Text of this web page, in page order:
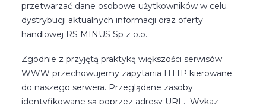
przetwarzać dane osobowe użytkowników w celu
dystrybucji aktualnych informacji oraz oferty
handlowej RS MINUS Sp z o.o.
Zgodnie z przyjętą praktyką większości serwisów
WWW przechowujemy zapytania HTTP kierowane
do naszego serwera. Przeglądane zasoby
identyfikowane są poprzez adresy URL. Wykaz